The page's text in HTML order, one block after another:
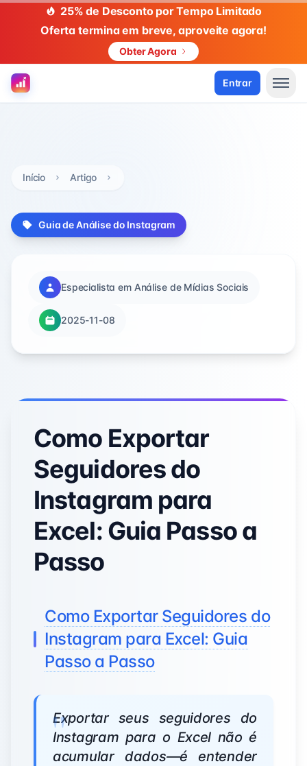
25% de Desconto por Tempo Limitado
Oferta termina em breve, aproveite agora!
Obter Agora
Entrar
Início Artigo
Guia de Análise do Instagram
Especialista em Análise de Mídias Sociais
2025-11-08
Como Exportar
Seguidores do
Instagram para
Excel: Guia Passo a
Passo
Como Exportar Seguidores do
Instagram para Excel: Guia
Passo a Passo
Exportar seus seguidores do
Instagram para o Excel não é
acumular dados—é entender